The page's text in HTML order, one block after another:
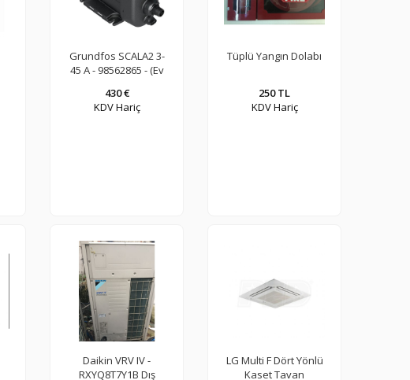
Grundfos SCALA2 3-
45 A - 98562865 - (Ev
Kontrollü Hidrofor)
430 €
KDV Hariç
Tüplü Yangın Dolabı
250 TL
KDV Hariç
Daikin VRV IV -
RXYQ8T7Y1B Dış
LG Multi F Dört Yönlü
Kaset Tavan